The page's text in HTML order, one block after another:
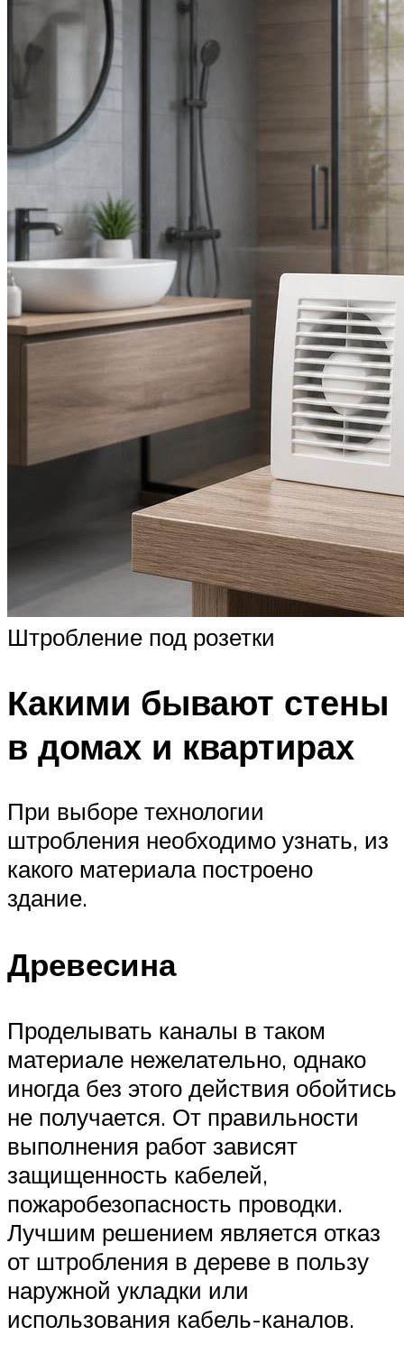
Штробление под розетки
Какими бывают стены
в домах и квартирах
При выборе технологии
штробления необходимо узнать, из
какого материала построено
здание.
Древесина
Проделывать каналы в таком
материале нежелательно, однако
иногда без этого действия обойтись
не получается. От правильности
выполнения работ зависят
защищенность кабелей,
пожаробезопасность проводки.
Лучшим решением является отказ
от штробления в дереве в пользу
наружной укладки или
использования кабель-каналов.